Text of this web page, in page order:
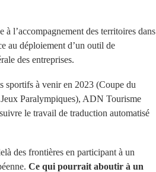
à l’accompagnement des territoires dans
au déploiement d’un outil de
des entreprises.
sportifs à venir en 2023 (Coupe du
Paralympiques), ADN Tourisme
le travail de traduction automatisé
des frontières en participant à un
Ce qui pourrait aboutir à un